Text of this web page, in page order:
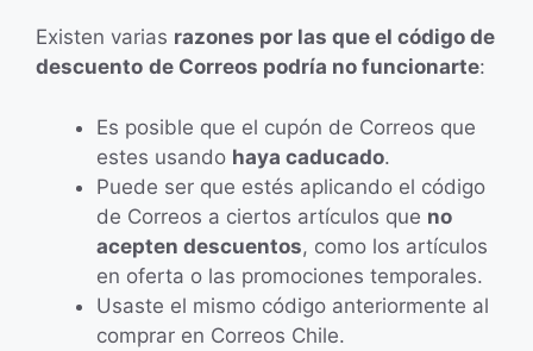
Existen varias razones por las que el código de
descuento de Correos podría no funcionarte:
Es posible que el cupón de Correos que
estes usando haya caducado.
Puede ser que estés aplicando el código
de Correos a ciertos artículos que no
acepten descuentos, como los artículos
en oferta o las promociones temporales.
Usaste el mismo código anteriormente al
comprar en Correos Chile.